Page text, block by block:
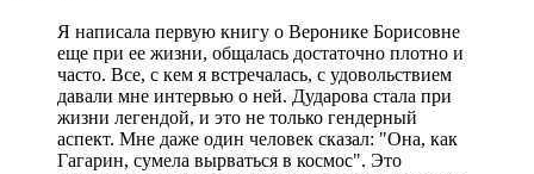
Я написала первую книгу о Веронике Борисовне
еще при ее жизни, общалась достаточно плотно и
часто. Все, с кем я встречалась, с удовольствием
давали мне интервью о ней. Дударова стала при
жизни легендой, и это не только гендерный
аспект. Мне даже один человек сказал: "Она, как
Гагарин, сумела вырваться в космос". Это